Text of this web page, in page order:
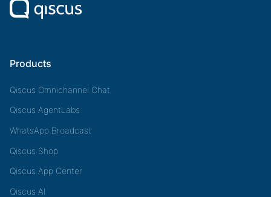
Products
Qiscus Omnichannel Chat
Qiscus AgentLabs
WhatsApp Broadcast
Qiscus Shop
Qiscus App Center
Qiscus AI